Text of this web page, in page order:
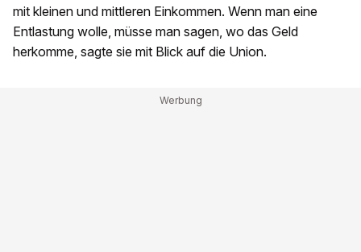
mit kleinen und mittleren Einkommen. Wenn man eine
Entlastung wolle, müsse man sagen, wo das Geld
herkomme, sagte sie mit Blick auf die Union.